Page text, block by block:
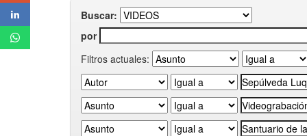
Buscar:
por
Filtros actuales: